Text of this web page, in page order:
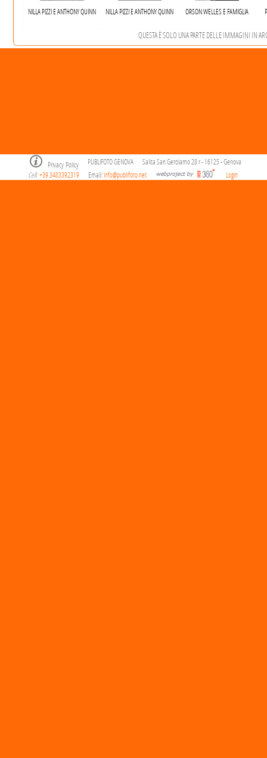
NILLA PIZZI E ANTHONY QUINN NILLA PIZZI E ANTHONY QUINN ORSON WELLES E FAMIGLIA
QUESTA È SOLO UNA PARTE DELLE IMMAGINI IN
Privacy Policy PUBLIFOTO GENOVA
Salita San Gerolamo 28 r - 16125 - Genova
Cell. +39.3483392319 Email:info@publifoto.net Login